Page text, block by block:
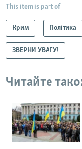
This item is part of
Крим Політика
ЗВЕРНИ УВАГУ!
Читайте